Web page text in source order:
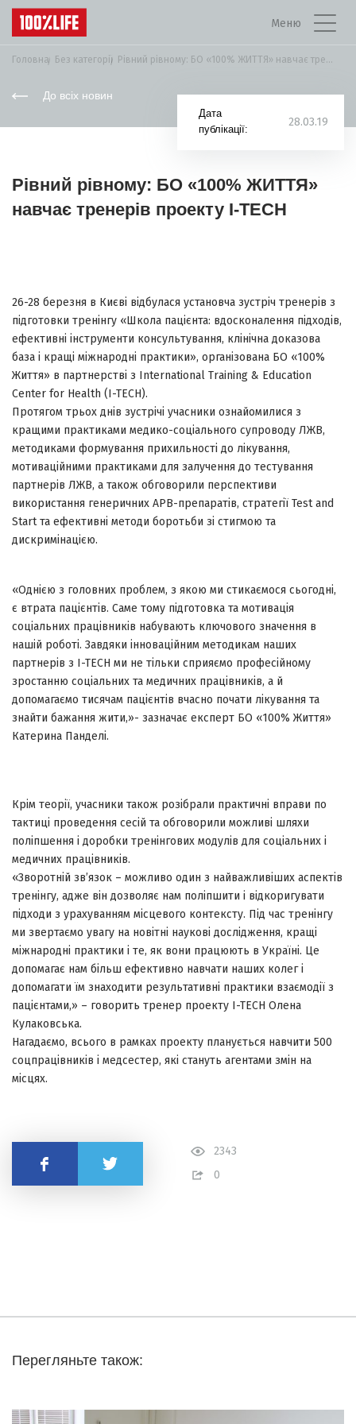
Меню
Головна Без категорії Рівний рівному: БО «100% ЖИТТЯ» навчає тренерів...
До всіх новин
Дата
публікації:
28.03.19
Рівний рівному: БО «100% ЖИТТЯ»
навчає тренерів проекту I-TECH
26-28 березня в Києві відбулася установча зустріч тренерів з
підготовки тренінгу «Школа пацієнта: вдосконалення підходів,
ефективні інструменти консультування, клінічна доказова
база і кращі міжнародні практики», організована БО «100%
Життя» в партнерстві з International Training & Education
Center for Health (I-TECH).
Протягом трьох днів зустрічі учасники ознайомилися з
кращими практиками медико-соціального супроводу ЛЖВ,
методиками формування прихильності до лікування,
мотиваційними практиками для залучення до тестування
партнерів ЛЖВ, а також обговорили перспективи
використання генеричних АРВ-препаратів, стратегії Test and
Start та ефективні методи боротьби зі стигмою та
дискримінацією.
«Однією з головних проблем, з якою ми стикаємося сьогодні,
є втрата пацієнтів. Саме тому підготовка та мотивація
соціальних працівників набувають ключового значення в
нашій роботі. Завдяки інноваційним методикам наших
партнерів з I-TECH ми не тільки сприяємо професійному
зростанню соціальних та медичних працівників, а й
допомагаємо тисячам пацієнтів вчасно почати лікування та
знайти бажання жити,»- зазначає експерт БО «100% Життя»
Катерина Панделі.
Крім теорії, учасники також розібрали практичні вправи по
тактиці проведення сесій та обговорили можливі шляхи
поліпшення і доробки тренінгових модулів для соціальних і
медичних працівників.
«Зворотній зв’язок – можливо один з найважливіших аспектів
тренінгу, адже він дозволяє нам поліпшити і відкоригувати
підходи з урахуванням місцевого контексту. Під час тренінгу
ми звертаємо увагу на новітні наукові дослідження, кращі
міжнародні практики і те, як вони працюють в Україні. Це
допомагає нам більш ефективно навчати наших колег і
допомагати їм знаходити результативні практики взаємодії з
пацієнтами,» – говорить тренер проекту I-TECH Олена
Кулаковська.
Нагадаємо, всього в рамках проекту планується навчити 500
соцпрацівників і медсестер, які стануть агентами змін на
місцях.
2343
0
Поділитись
Перегляньте також: